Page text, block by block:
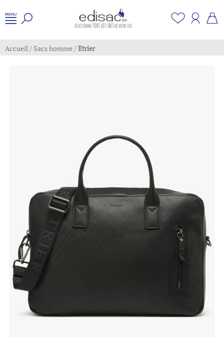
Accueil/ Sacs homme/Etrier